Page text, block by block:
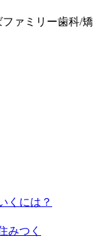
ァミリー歯科/矯
くには？
みつく